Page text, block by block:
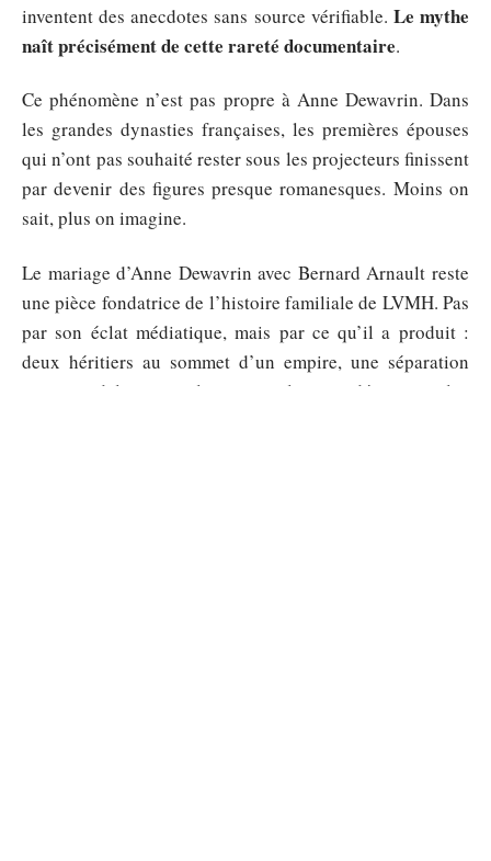
inventent des anecdotes sans source vérifiable. Le mythe
naît précisément de cette rareté documentaire.
Ce phénomène n’est pas propre à Anne Dewavrin. Dans
les grandes dynasties françaises, les premières épouses
qui n’ont pas souhaité rester sous les projecteurs finissent
par devenir des figures presque romanesques. Moins on
sait, plus on imagine.
Le mariage d’Anne Dewavrin avec Bernard Arnault reste
une pièce fondatrice de l’histoire familiale de LVMH. Pas
par son éclat médiatique, mais par ce qu’il a produit :
deux héritiers au sommet d’un empire, une séparation
sans scandale, et un silence qui, plusieurs décennies plus